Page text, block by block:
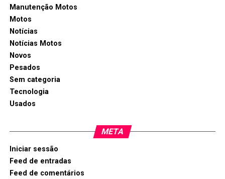
Manutenção Motos
Motos
Notícias
Notícias Motos
Novos
Pesados
Sem categoria
Tecnologia
Usados
META
Iniciar sessão
Feed de entradas
Feed de comentários